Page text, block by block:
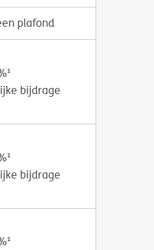
plafond
bijdrage
bijdrage